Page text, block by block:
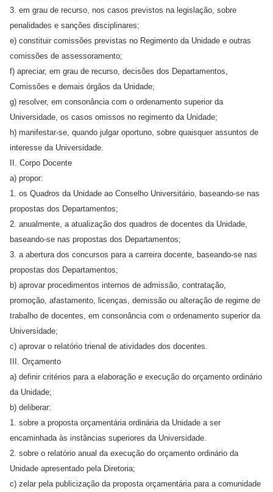
3. em grau de recurso, nos casos previstos na legislação, sobre
penalidades e sanções disciplinares;
e) constituir comissões previstas no Regimento da Unidade e outras
comissões de assessoramento;
f) apreciar, em grau de recurso, decisões dos Departamentos,
Comissões e demais órgãos da Unidade;
g) resolver, em consonância com o ordenamento superior da
Universidade, os casos omissos no regimento da Unidade;
h) manifestar-se, quando julgar oportuno, sobre quaisquer assuntos de
interesse da Universidade.
II. Corpo Docente
a) propor:
1. os Quadros da Unidade ao Conselho Universitário, baseando-se nas
propostas dos Departamentos;
2. anualmente, a atualização dos quadros de docentes da Unidade,
baseando-se nas propostas dos Departamentos;
3. a abertura dos concursos para a carreira docente, baseando-se nas
propostas dos Departamentos;
b) aprovar procedimentos internos de admissão, contratação,
promoção, afastamento, licenças, demissão ou alteração de regime de
trabalho de docentes, em consonância com o ordenamento superior da
Universidade;
c) aprovar o relatório trienal de atividades dos docentes.
III. Orçamento
a) definir critérios para a elaboração e execução do orçamento ordinário
da Unidade;
b) deliberar:
1. sobre a proposta orçamentária ordinária da Unidade a ser
encaminhada às instâncias superiores da Universidade.
2. sobre o relatório anual da execução do orçamento ordinário da
Unidade apresentado pela Diretoria;
c) zelar pela publicização da proposta orçamentária para a comunidade